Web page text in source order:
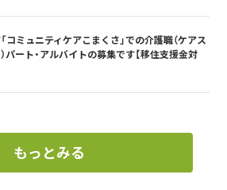
コミュニティケアこまくさ」での介護職（ケアス
パート・アルバイトの募集です【移住支援金対
もっとみる